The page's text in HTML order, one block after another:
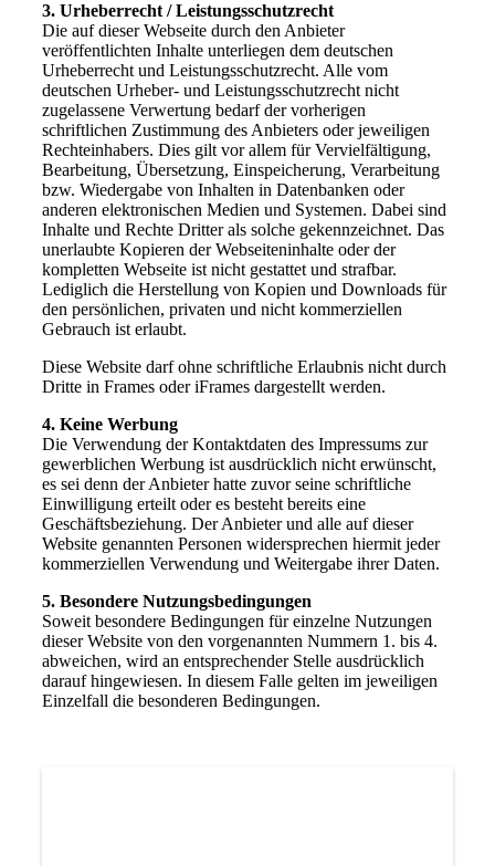
3. Urheberrecht / Leistungsschutzrecht
Die auf dieser Webseite durch den Anbieter
veröffentlichten Inhalte unterliegen dem deutschen
Urheberrecht und Leistungsschutzrecht. Alle vom
deutschen Urheber- und Leistungsschutzrecht nicht
zugelassene Verwertung bedarf der vorherigen
schriftlichen Zustimmung des Anbieters oder jeweiligen
Rechteinhabers. Dies gilt vor allem für Vervielfältigung,
Bearbeitung, Übersetzung, Einspeicherung, Verarbeitung
bzw. Wiedergabe von Inhalten in Datenbanken oder
anderen elektronischen Medien und Systemen. Dabei sind
Inhalte und Rechte Dritter als solche gekennzeichnet. Das
unerlaubte Kopieren der Webseiteninhalte oder der
kompletten Webseite ist nicht gestattet und strafbar.
Lediglich die Herstellung von Kopien und Downloads für
den persönlichen, privaten und nicht kommerziellen
Gebrauch ist erlaubt.
Diese Website darf ohne schriftliche Erlaubnis nicht durch
Dritte in Frames oder iFrames dargestellt werden.
4. Keine Werbung
Die Verwendung der Kontaktdaten des Impressums zur
gewerblichen Werbung ist ausdrücklich nicht erwünscht,
es sei denn der Anbieter hatte zuvor seine schriftliche
Einwilligung erteilt oder es besteht bereits eine
Geschäftsbeziehung. Der Anbieter und alle auf dieser
Website genannten Personen widersprechen hiermit jeder
kommerziellen Verwendung und Weitergabe ihrer Daten.
5. Besondere Nutzungsbedingungen
Soweit besondere Bedingungen für einzelne Nutzungen
dieser Website von den vorgenannten Nummern 1. bis 4.
abweichen, wird an entsprechender Stelle ausdrücklich
darauf hingewiesen. In diesem Falle gelten im jeweiligen
Einzelfall die besonderen Bedingungen.